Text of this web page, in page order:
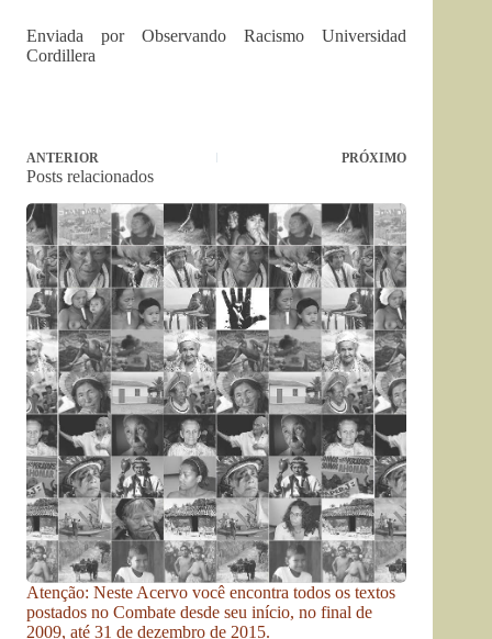
Enviada por Observando Racismo Universidad
Cordillera
ANTERIOR PRÓXIMO
Posts relacionados
Atenção: Neste Acervo você encontra todos os textos
postados no Combate desde seu início, no final de
2009, até 31 de dezembro de 2015.